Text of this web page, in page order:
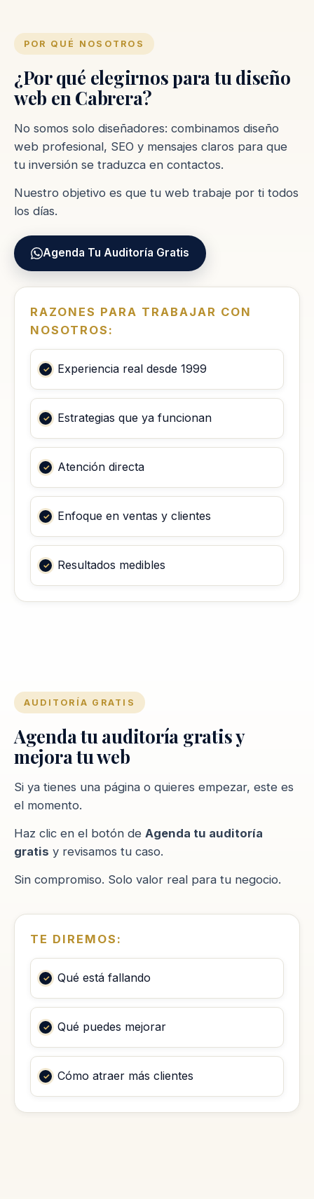
POR QUÉ NOSOTROS
¿Por qué elegirnos para tu diseño
web en Cabrera?
No somos solo diseñadores: combinamos diseño
web profesional, SEO y mensajes claros para que
tu inversión se traduzca en contactos.
Nuestro objetivo es que tu web trabaje por ti todos
los días.
Agenda Tu Auditoría Gratis
RAZONES PARA TRABAJAR CON
NOSOTROS:
Experiencia real desde 1999
Estrategias que ya funcionan
Atención directa
Enfoque en ventas y clientes
Resultados medibles
TE DIREMOS:
Qué está fallando
Qué puedes mejorar
Cómo atraer más clientes
AUDITORÍA GRATIS
Agenda tu auditoría gratis y
mejora tu web
Si ya tienes una página o quieres empezar, este es
el momento.
Haz clic en el botón de Agenda tu auditoría
gratis y revisamos tu caso.
Sin compromiso. Solo valor real para tu negocio.